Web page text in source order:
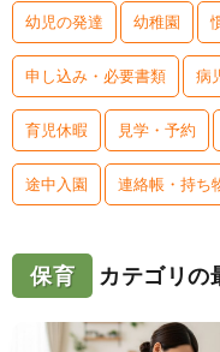
幼児の発達 幼稚園
申し込み・必要書類 病
育児休暇 見学・予約
途中入園 連絡帳・持ち
保育 カテゴリの